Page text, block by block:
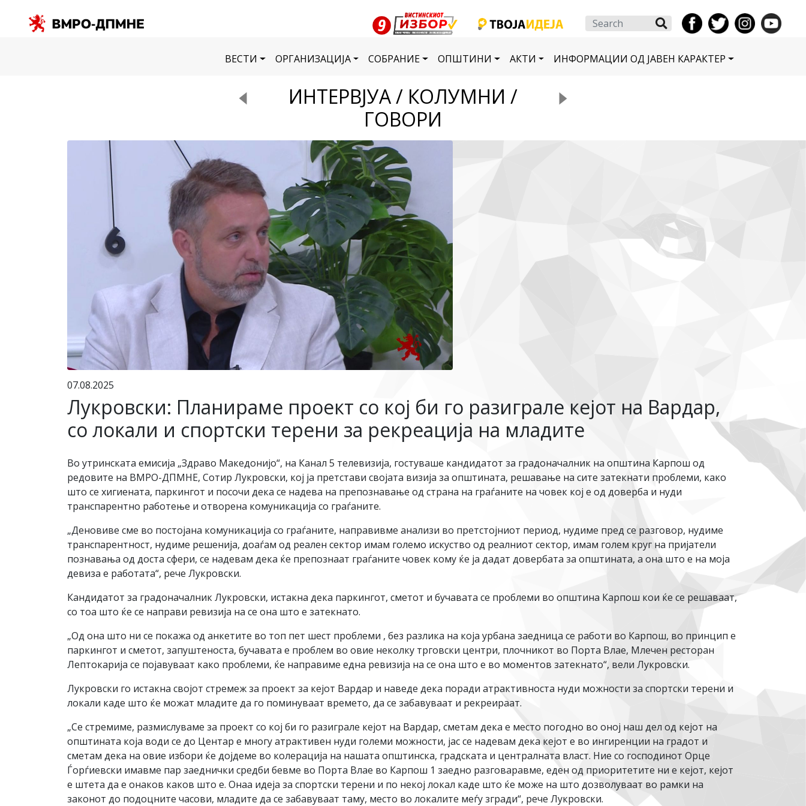
Search
ВЕСТИ ОРГАНИЗАЦИЈА СОБРАНИЕ ОПШТИНИ АКТИ ИНФОРМАЦИИ ОД ЈАВЕН КАРАКТЕР
ИНТЕРВЈУА / КОЛУМНИ /
ГОВОРИ
07.08.2025
Лукровски: Планираме проект со кој би го разиграле кејот на Вардар,
со локали и спортски терени за рекреација на младите
Во утринската емисија „Здраво Македонијо“, на Канал 5 телевизија, гостуваше кандидатот за градоначалник на општина Карпош од
редовите на ВМРО-ДПМНЕ, Сотир Лукровски, кој ја претстави својата визија за општината, решавање на сите затекнати проблеми, како
што се хигиената, паркингот и посочи дека се надева на препознавање од страна на граѓаните на човек кој е од доверба и нуди
транспарентно работење и отворена комуникација со граѓаните.
„Деновиве сме во постојана комуникација со граѓаните, направивме анализи во претстојниот период, нудиме пред се разговор, нудиме
транспарентност, нудиме решенија, доаѓам од реален сектор имам големо искуство од реалниот сектор, имам голем круг на пријатели
познавања од доста сфери, се надевам дека ќе препознаат граѓаните човек кому ќе ја дадат довербата за општината, а она што е на моја
девиза е работата“, рече Лукровски.
Кандидатот за градоначалник Лукровски, истакна дека паркингот, сметот и бучавата се проблеми во општина Карпош кои ќе се решаваат,
со тоа што ќе се направи ревизија на се она што е затекнато.
„Од она што ни се покажа од анкетите во топ пет шест проблеми , без разлика на која урбана заедница се работи во Карпош, во принцип е
паркингот и сметот, запуштеноста, бучавата е проблем во овие неколку трговски центри, плочникот во Порта Влае, Млечен ресторан
Лептокарија се појавуваат како проблеми, ќе направиме една ревизија на се она што е во моментов затекнато“, вели Лукровски.
Лукровски го истакна својот стремеж за проект за кејот Вардар и наведе дека поради атрактивноста нуди можности за спортски терени и
локали каде што ќе можат младите да го поминуваат времето, да се забавуваат и рекреираат.
„Се стремиме, размислуваме за проект со кој би го разиграле кејот на Вардар, сметам дека е место погодно во оној наш дел од кејот на
општината која води се до Центар е многу атрактивен нуди големи можности, јас се надевам дека кејот е во ингиренции на градот и
сметам дека на овие избори ќе дојдеме во колерација на нашата општинска, градската и централната власт. Ние со господинот Орце
Ѓорѓиевски имавме пар заеднички средби бевме во Порта Влае во Карпош 1 заедно разговаравме, еден од приоритетите ни е кејот, кејот
е штета да е онаков каков што е. Онаа идеја за спортски терени и по некој локал каде што ќе може на што дозволуваат во рамки на
законот до подоцните часови, младите да се забавуваат таму, место во локалите меѓу згради“, рече Лукровски.